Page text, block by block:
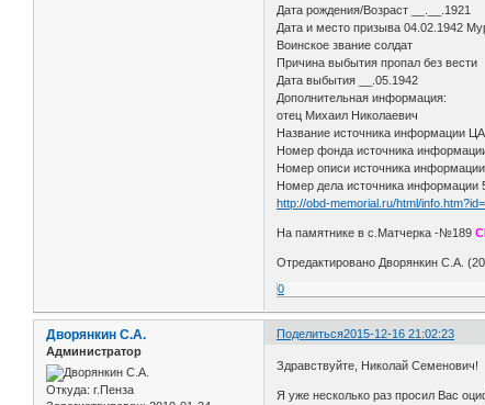
Дата рождения/Возраст __.__.1921
Дата и место призыва 04.02.1942
Воинское звание солдат
Причина выбытия пропал без вести
Дата выбытия __.05.1942
Дополнительная информация:
отец Михаил Николаевич
Название источника информации
Номер фонда источника
Номер описи источника
Номер дела источника информации
http://obd-memorial.ru/html/
На памятнике в с.Матчерка -№189
Отредактировано Дворянкин С.А.
0
Поделиться2015-12-16 21:02:23
Дворянкин С.А.
Администратор
Откуда: г.Пенза
Здравствуйте, Николай Семенович!
Я уже несколько раз просил Вас